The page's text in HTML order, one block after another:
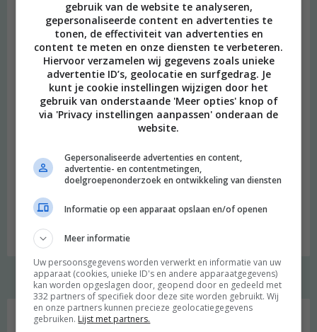
*
E-mail*
Mijn naam, e-mail en site opslaan in deze browser voor de
volgende keer wanneer ik een reactie plaats.
Welkom
gebruik van de website te analyseren,
gepersonaliseerde content en advertenties te
tonen, de effectiviteit van advertenties en
content te meten en onze diensten te verbeteren.
Hiervoor verzamelen wij gegevens zoals unieke
advertentie ID’s, geolocatie en surfgedrag. Je
kunt je cookie instellingen wijzigen door het
gebruik van onderstaande 'Meer opties' knop of
via 'Privacy instellingen aanpassen' onderaan de
website.
Gepersonaliseerde advertenties en content,
advertentie- en contentmetingen,
doelgroepenonderzoek en ontwikkeling van diensten
Informatie op een apparaat opslaan en/of openen
Meer informatie
Uw persoonsgegevens worden verwerkt en informatie van uw
apparaat (cookies, unieke ID's en andere apparaatgegevens)
kan worden opgeslagen door, geopend door en gedeeld met
332 partners of specifiek door deze site worden gebruikt. Wij
en onze partners kunnen precieze geolocatiegegevens
gebruiken. Lijst met partners.